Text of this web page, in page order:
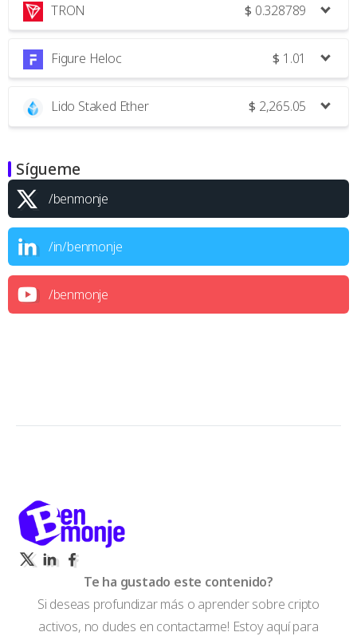
TRON $ 0.328789
Figure Heloc $ 1.01
Lido Staked Ether $ 2,265.05
Sígueme
/benmonje
/in/benmonje
/benmonje
Te ha gustado este contenido?
Si deseas profundizar más o aprender sobre cripto
activos, no dudes en contactarme! Estoy aquí para